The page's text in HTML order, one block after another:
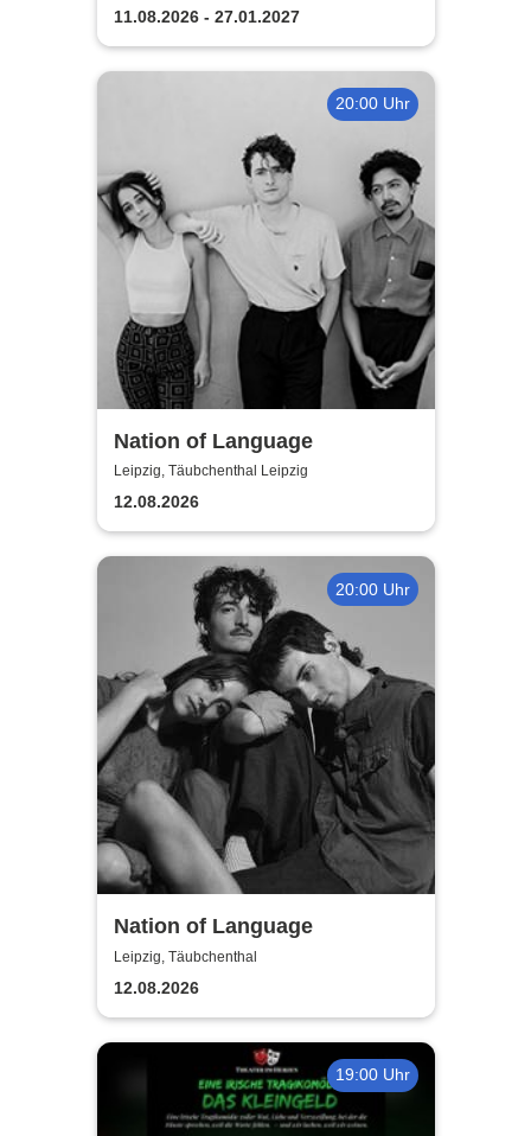
11.08.2026 - 27.01.2027
20:00 Uhr
Nation of Language
Leipzig, Täubchenthal Leipzig
12.08.2026
20:00 Uhr
Nation of Language
Leipzig, Täubchenthal
12.08.2026
19:00 Uhr